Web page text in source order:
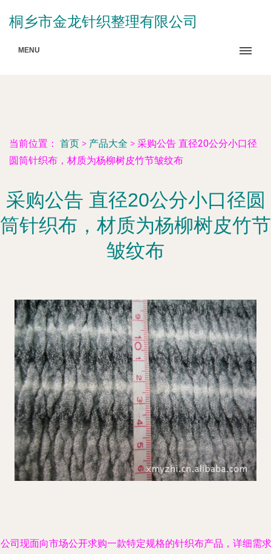
桐乡市金龙针织整理有限公司
MENU
当前位置： 首页 > 产品大全 > 采购公告 直径20公分小口径
圆筒针织布，材质为杨柳树皮竹节皱纹布
采购公告 直径20公分小口径圆
筒针织布，材质为杨柳树皮竹节
皱纹布
司现面向市场公开求购一款特定规格的针织布产品，详细需求